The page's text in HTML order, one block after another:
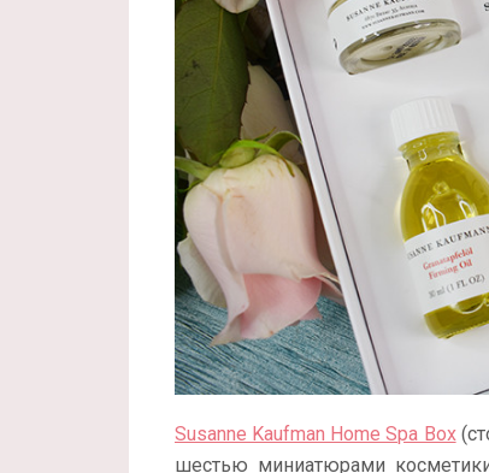
Susanne Kaufman Home Spa Box
шестью миниатюрами косметики